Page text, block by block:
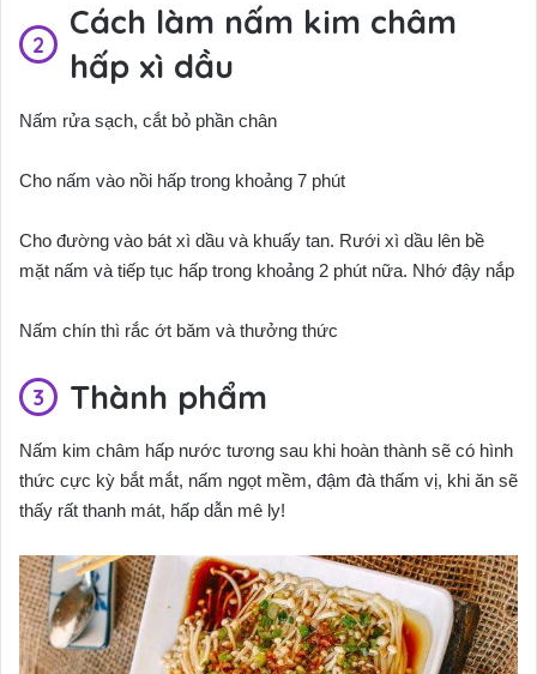
Cách làm nấm kim châm
hấp xì dầu
Nấm rửa sạch, cắt bỏ phần chân
Cho nấm vào nồi hấp trong khoảng 7 phút
Cho đường vào bát xì dầu và khuấy tan. Rưới xì dầu lên bề
mặt nấm và tiếp tục hấp trong khoảng 2 phút nữa. Nhớ đậy nắp
Nấm chín thì rắc ớt băm và thưởng thức
Thành phẩm
Nấm kim châm hấp nước tương sau khi hoàn thành sẽ có hình
thức cực kỳ bắt mắt, nấm ngọt mềm, đậm đà thấm vị, khi ăn sẽ
thấy rất thanh mát, hấp dẫn mê ly!